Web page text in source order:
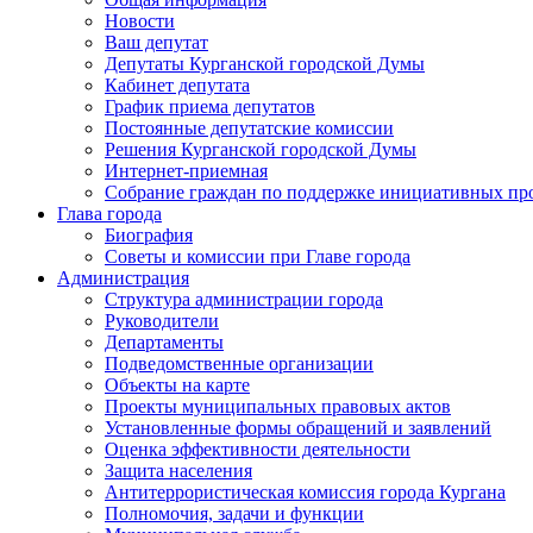
Новости
Ваш депутат
Депутаты Курганской городской Думы
Кабинет депутата
График приема депутатов
Постоянные депутатские комиссии
Решения Курганской городской Думы
Интернет-приемная
Собрание граждан по поддержке инициативных
Глава города
Биография
Советы и комиссии при Главе города
Администрация
Структура администрации города
Руководители
Департаменты
Подведомственные организации
Объекты на карте
Проекты муниципальных правовых актов
Установленные формы обращений и заявлений
Оценка эффективности деятельности
Защита населения
Антитеррористическая комиссия города Кургана
Полномочия, задачи и функции